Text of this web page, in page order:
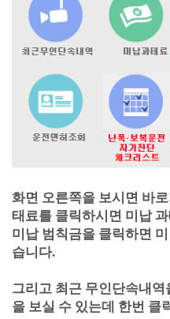
화면 오른쪽을 보시면 바
태료를 클릭하시면 미납
미납 범칙금을 클릭하면
습니다.
그리고 최근 무인단속내
을 보실 수 있는데 한번 클